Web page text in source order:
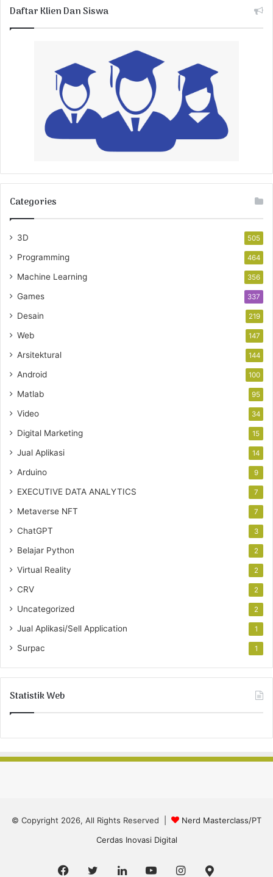
Daftar Klien Dan Siswa
Categories
3D 505
Programming 464
Machine Learning 356
Games 337
Desain 219
Web 147
Arsitektural 144
Android 100
Matlab 95
Video 34
Digital Marketing 15
Jual Aplikasi 14
Arduino 9
EXECUTIVE DATA ANALYTICS 7
Metaverse NFT 7
ChatGPT 3
Belajar Python 2
Virtual Reality 2
CRV 2
Uncategorized 2
Jual Aplikasi/Sell Application 1
Surpac 1
Statistik Web
© Copyright 2026, All Rights Reserved |
Nerd Masterclass/PT
Cerdas Inovasi Digital
Facebook
TwitterLinkedInYouTubeInstagram